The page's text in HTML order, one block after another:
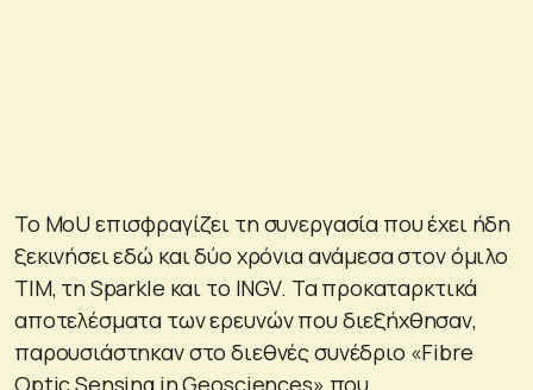
Το MoU επισφραγίζει τη συνεργασία που έχει ήδη
ξεκινήσει εδώ και δύο χρόνια ανάμεσα στον όμιλο
TIM, τη Sparkle και το INGV. Τα προκαταρκτικά
αποτελέσματα των ερευνών που διεξήχθησαν,
παρουσιάστηκαν στο διεθνές συνέδριο «Fibre
Optic Sensing in Geosciences» που